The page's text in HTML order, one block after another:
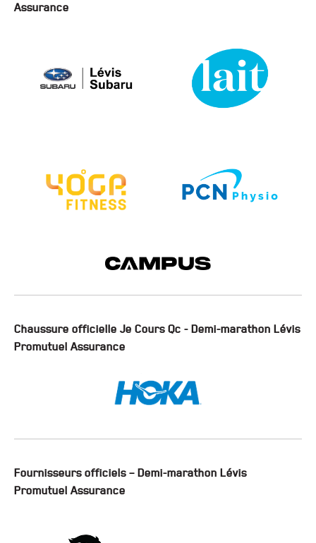
Assurance
Chaussure officielle Je Cours Qc - Demi-marathon Lévis
Promutuel Assurance
Fournisseurs officiels – Demi-marathon Lévis
Promutuel Assurance